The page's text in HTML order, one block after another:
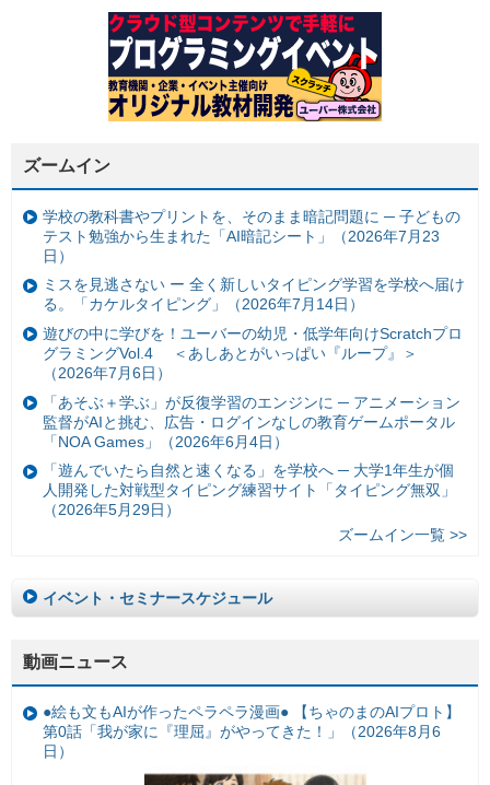
ズームイン
学校の教科書やプリントを、そのまま暗記問題に ─ 子どもの
テスト勉強から生まれた「AI暗記シート」（2026年7月23
日）
ミスを見逃さない ー 全く新しいタイピング学習を学校へ届け
る。「カケルタイピング」（2026年7月14日）
遊びの中に学びを！ユーバーの幼児・低学年向けScratchプロ
グラミングVol.4 ＜あしあとがいっぱい『ループ』＞
（2026年7月6日）
「あそぶ＋学ぶ」が反復学習のエンジンに ─ アニメーション
監督がAIと挑む、広告・ログインなしの教育ゲームポータル
「NOA Games」（2026年6月4日）
「遊んでいたら自然と速くなる」を学校へ ─ 大学1年生が個
人開発した対戦型タイピング練習サイト「タイピング無双」
（2026年5月29日）
ズームイン一覧 >>
イベント・セミナースケジュール
動画ニュース
●絵も文もAIが作ったペラペラ漫画● 【ちゃのまのAIプロト】
第0話「我が家に『理屈』がやってきた！」（2026年8月6
日）